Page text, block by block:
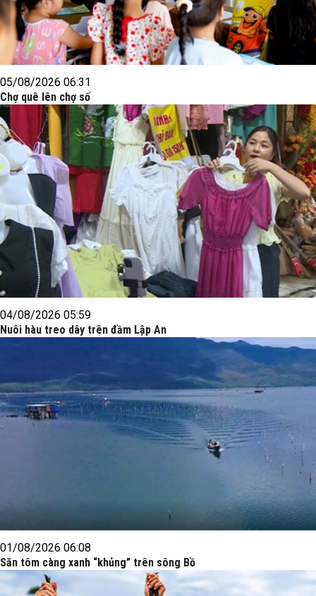
05/08/2026 06:31
Chợ quê lên chợ số
04/08/2026 05:59
Nuôi hàu treo dây trên đầm Lập An
01/08/2026 06:08
Săn tôm càng xanh “khủng” trên sông Bồ